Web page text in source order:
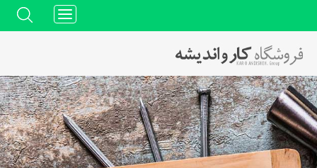
Toggle
navigation